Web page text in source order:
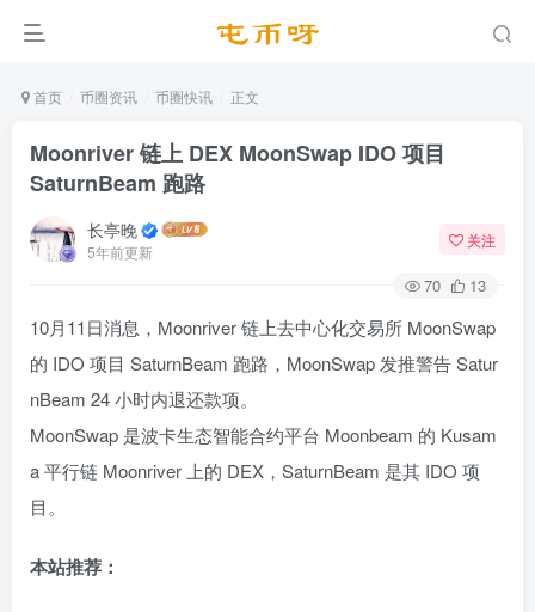
首页 币圈资讯 币圈快讯 正文
Moonriver 链上 DEX MoonSwap IDO 项目
SaturnBeam 跑路
长亭晚
5年前更新
关注
70 13
10月11日消息，Moonriver 链上去中心化交易所 MoonSwap
的 IDO 项目 SaturnBeam 跑路，MoonSwap 发推警告 Satur
nBeam 24 小时内退还款项。
MoonSwap 是波卡生态智能合约平台 Moonbeam 的 Kusam
a 平行链 Moonriver 上的 DEX，SaturnBeam 是其 IDO 项
目。
本站推荐：